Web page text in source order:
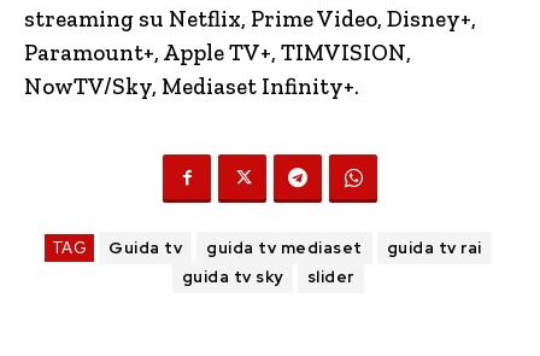
streaming su Netflix, Prime Video, Disney+,
Paramount+, Apple TV+, TIMVISION,
NowTV/Sky, Mediaset Infinity+.
TAG Guida tv guida tv mediaset
guida tv rai
guida tv sky
slider